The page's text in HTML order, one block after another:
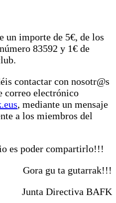
un importe de 5€, de los
83592 y 1€ de
contactar con nosotr@s
correo electrónico
, mediante un mensaje
a los miembros del
es poder compartirlo!!!
Gora gu ta gutarrak!!!
Junta Directiva BAFK